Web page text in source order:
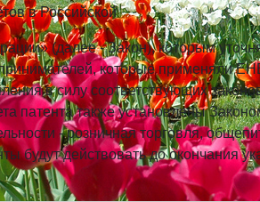
в Российской
(далее - Закон), которым
которые применяли
в силу соответствующих
патента также установлены
- розничная тор­говля,
будут действовать до окончания